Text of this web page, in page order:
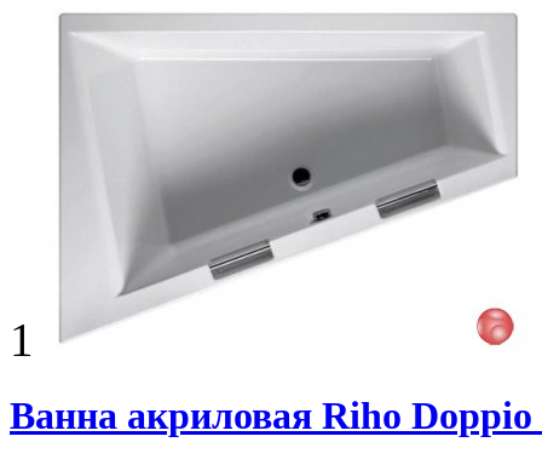
1
Ванна акриловая Riho Doppio